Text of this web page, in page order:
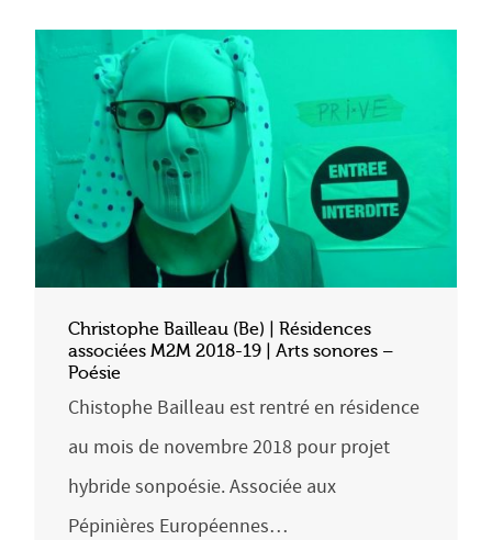
Christophe Bailleau (Be) | Résidences
associées M2M 2018-19 | Arts sonores –
Poésie
Chistophe Bailleau est rentré en résidence
au mois de novembre 2018 pour projet
hybride sonpoésie. Associée aux
Pépinières Européennes…